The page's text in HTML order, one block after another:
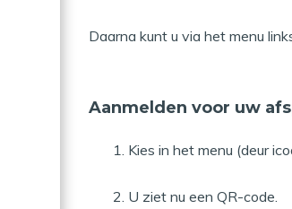
Daarna kunt u via het menu
Aanmelden voor uw
Kies in het menu (deur
U ziet nu een QR-code.